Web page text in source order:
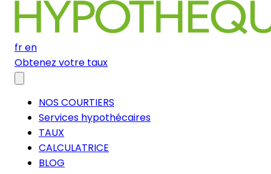
fren
Obtenez votre taux
NOS COURTIERS
Services hypothécaires
TAUX
CALCULATRICE
BLOG